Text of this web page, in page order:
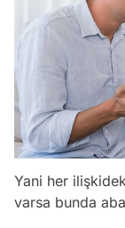
Yani her
varsa bunda